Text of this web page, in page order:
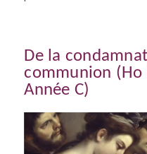
De la
communion (Ho
Année C)